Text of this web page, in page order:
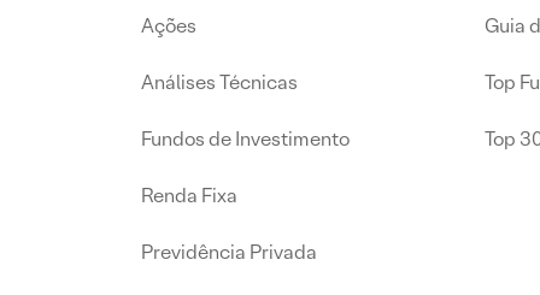
Ações
Análises Técnicas
Fundos de Investimento
Renda Fixa
Previdência Privada
Guia
Top
Top